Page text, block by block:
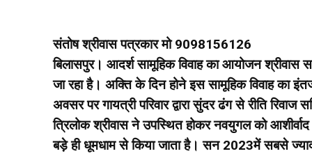
संतोष श्रीवास पत्रकार मो 9098156126
बिलासपुर। आदर्श सामूहिक विवाह का आयोजन श्रीवास
जा रहा है। अक्ति के दिन होने इस सामूहिक विवाह का
अवसर पर गायत्री परिवार द्वारा सुंदर ढंग से रीति
त्रिलोक श्रीवास ने उपस्थित होकर नवयुगल को आशीर्वाद
बड़े ही धूमधाम से किया जाता है। सन 2023में सबसे